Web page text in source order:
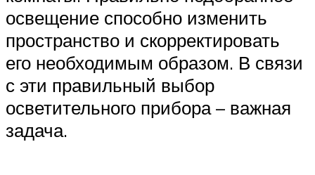
освещение способно изменить
пространство и скорректировать
его необходимым образом. В связи
с эти правильный выбор
осветительного прибора – важная
задача.